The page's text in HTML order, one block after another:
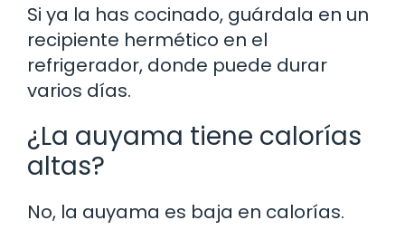
Si ya la has cocinado, guárdala en un
recipiente hermético en el
refrigerador, donde puede durar
varios días.
¿La auyama tiene calorías
altas?
No, la auyama es baja en calorías.